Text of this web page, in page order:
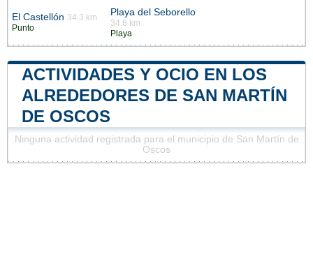
El Castellón 34.3 km
Punto
Playa del Seborello
34.6 km
Playa
ACTIVIDADES Y OCIO EN LOS
ALREDEDORES DE SAN MARTÍN
DE OSCOS
Ninguna actividad registrada para el municipio de San Martín de
Oscos